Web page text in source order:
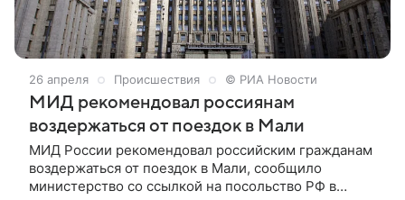
26 апреля Происшествия © РИА Новости
МИД рекомендовал россиянам
воздержаться от поездок в Мали
МИД России рекомендовал российским гражданам
воздержаться от поездок в Мали, сообщило
министерство со ссылкой на посольство РФ в